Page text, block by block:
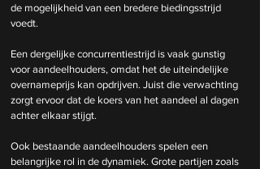
de mogelijkheid van een bredere biedingsstrijd
voedt.
Een dergelijke concurrentiestrijd is vaak gunstig
voor aandeelhouders, omdat het de uiteindelijke
overnameprijs kan opdrijven. Juist die verwachting
zorgt ervoor dat de koers van het aandeel al dagen
achter elkaar stijgt.
Ook bestaande aandeelhouders spelen een
belangrijke rol in de dynamiek. Grote partijen zoals